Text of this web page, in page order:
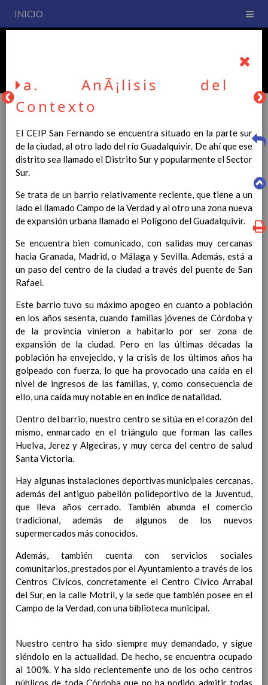
INICIO
CEIP San Fernando
PLAN DE CENTRO
La entrada en vigor del Real Decreto 126/2014, de 28 de
febrero, por el que se establece el currículo básico de la
Educación Primaria, se ha hecho necesario la revisión y
adecuación de nuestro Plan de Centro a esta normativa, el cual
Esperamos que sea de su interés.
IntroducciÃ³n
AnÃ¡lisis del Contexto
Proyecto Educativo
Marco Normativo
Objetivos propios para la mejora del rendimiento
LÃ­neas generales de actuaciÃ³n pedagÃ³gica
CoordinaciÃ³n y concreciÃ³n de los contenidos
curriculares, asÃ­ como el tratamiento transversal
en las Ã¡reas de la educaciÃ³n en valores y otras
enseÃ±anzas
EducaciÃ³n Infantil (Segundo Ciclo)
noviembre 2019
Objetivos generales 15 noviembre 2019
Ãreas Curriculares
mÃºltiples con los objetivos generales
y de Ã¡reas curriculares.
Competencias bÃ¡sicas
15 noviembre 2019
ProgramaciÃ³n y relaciÃ³n de los
elementos curriculares del 2Âº ciclo de
InterrelaciÃ³n familiar-centro
educativo
AtenciÃ³n a la diversidad
a. AnÃ¡lisis del
Contexto
El CEIP San Fernando se encuentra situado en la parte sur
de la ciudad, al otro lado del río Guadalquivir. De ahí que ese
distrito sea llamado el Distrito Sur y popularmente el Sector
Sur.
Se trata de un barrio relativamente reciente, que tiene a un
lado el llamado Campo de la Verdad y al otro una zona nueva
de expansión urbana llamado el Polígono del Guadalquivir.
Se encuentra bien comunicado, con salidas muy cercanas
hacia Granada, Madrid, o Málaga y Sevilla. Además, está a
un paso del centro de la ciudad a través del puente de San
Rafael.
Este barrio tuvo su máximo apogeo en cuanto a población
en los años sesenta, cuando familias jóvenes de Córdoba y
de la provincia vinieron a habitarlo por ser zona de
expansión de la ciudad. Pero en las últimas décadas la
población ha envejecido, y la crisis de los últimos años ha
golpeado con fuerza, lo que ha provocado una caída en el
nivel de ingresos de las familias, y, como consecuencia de
ello, una caída muy notable en en índice de natalidad.
Dentro del barrio, nuestro centro se sitúa en el corazón del
mismo, enmarcado en el triángulo que forman las calles
Huelva, Jerez y Algeciras, y muy cerca del centro de salud
Santa Victoria.
Hay algunas instalaciones deportivas municipales cercanas,
además del antiguo pabellón polideportivo de la Juventud,
que lleva años cerrado. También abunda el comercio
tradicional, además de algunos de los nuevos
supermercados más conocidos.
Además, también cuenta con servicios sociales
comunitarios, prestados por el Ayuntamiento a través de los
Centros Cívicos, concretamente el Centro Cívico Arrabal
del Sur, en la calle Motril, y la sede que también posee en el
Campo de la Verdad, con una biblioteca municipal.
Nuestro centro ha sido siempre muy demandado, y sigue
siéndolo en la actualidad. De hecho, se encuentra ocupado
al 100%. Y ha sido recientemente uno de los ocho centros
públicos de toda Córdoba que no ha podido admitir todas